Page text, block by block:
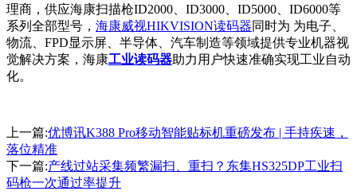
理商，供应海康扫描枪ID2000、ID3000、ID5000、ID6000等
系列全部型号， 海康威视HIKVISION读码器同时为 为电子、
物流、FPD显示屏、半导体、汽车制造等领域提供专业机器视
觉解决方案，海康工业读码器助力用户快速准确实现工业自动
化。
上一篇:优博讯K388 Pro移动智能贴标机重磅发布 | 手持疾速，
落位精准
下一篇:产线过站采集频繁漏扫、重扫？东集HS325DP工业扫
码枪一次通过率提升